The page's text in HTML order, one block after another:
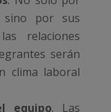
sino por sus
relaciones
serán
clima laboral
equipo. Las